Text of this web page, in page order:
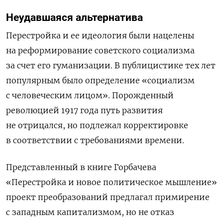
Неудавшаяся альтернатива
Перестройка и ее идеология были нацелены
на реформирование советского социализма
за счет его гуманизации. В публицистике тех лет
популярным было определение «социализм
с человеческим лицом». Порожденный
революцией 1917 года путь развития
не отрицался, но подлежал корректировке
в соответствии с требованиями времени.
Представленный в книге Горбачева
«Перестройка и новое политическое мышление»
проект преобразований предлагал примирение
с западным капитализмом, но не отказ